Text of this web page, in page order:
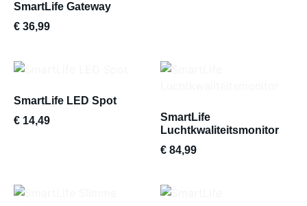
SmartLife Gateway
€ 36,99
SmartLife LED Spot
€ 14,49
SmartLife
Luchtkwaliteitsmonitor
€ 84,99